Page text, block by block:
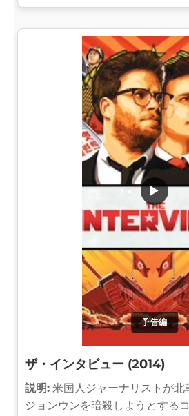
予告編
▶
ザ・インタビュー (2014)
説明: 米国人ジャーナリストが北
ジョンウンを暗殺しようとする